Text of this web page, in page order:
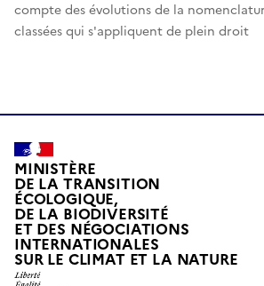
compte des évolutions de la
classées qui s'appliquent de plein droit
MINISTÈRE
DE LA TRANSITION
ÉCOLOGIQUE,
DE LA BIODIVERSITÉ
ET DES NÉGOCIATIONS
INTERNATIONALES
SUR LE CLIMAT ET LA NATUREL